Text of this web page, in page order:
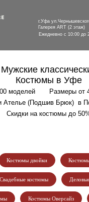
Ежедневно с 10:00 до
г.Уфа
Галерея ART (2 этаж)
Мужские
Костюмы в Уфе
моделей Размеры от
Ателье (Подшив Брюк)- в
Скидки на костюмы до
Костюмы двойки
Свадебные костюмы
Костюмы Оверсайз